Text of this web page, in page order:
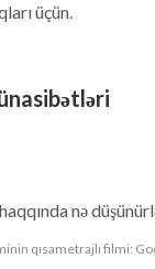
üçün.
nə
qısametrajlı filmi: